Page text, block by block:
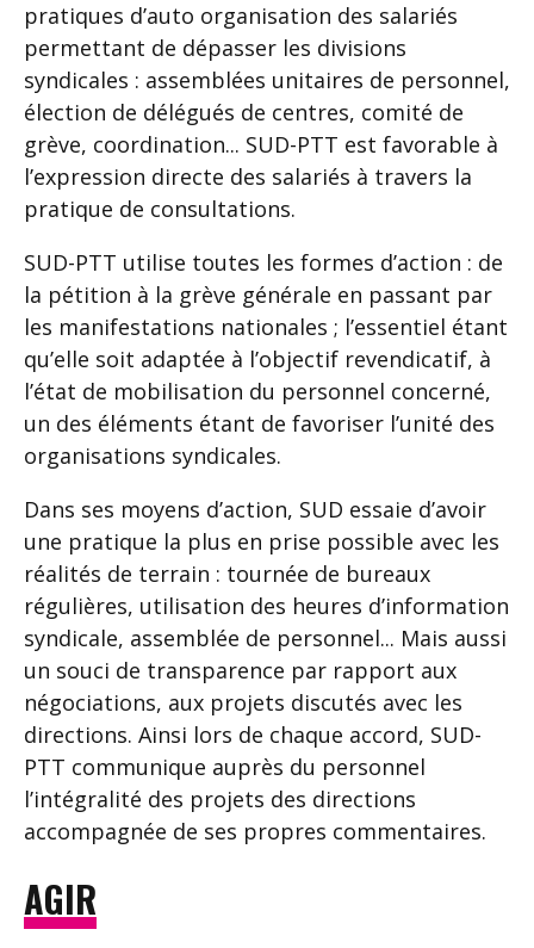
pratiques d’auto organisation des salariés
permettant de dépasser les divisions
syndicales : assemblées unitaires de personnel,
élection de délégués de centres, comité de
grève, coordination... SUD-PTT est favorable à
l’expression directe des salariés à travers la
pratique de consultations.
SUD-PTT utilise toutes les formes d’action : de
la pétition à la grève générale en passant par
les manifestations nationales ; l’essentiel étant
qu’elle soit adaptée à l’objectif revendicatif, à
l’état de mobilisation du personnel concerné,
un des éléments étant de favoriser l’unité des
organisations syndicales.
Dans ses moyens d’action, SUD essaie d’avoir
une pratique la plus en prise possible avec les
réalités de terrain : tournée de bureaux
régulières, utilisation des heures d’information
syndicale, assemblée de personnel... Mais aussi
un souci de transparence par rapport aux
négociations, aux projets discutés avec les
directions. Ainsi lors de chaque accord, SUD-
PTT communique auprès du personnel
l’intégralité des projets des directions
accompagnée de ses propres commentaires.
AGIR